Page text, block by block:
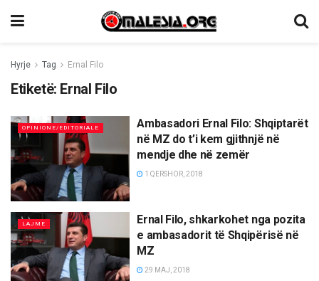
Hyrje Tag Ernal Filo
Etiketë: Ernal Filo
OPINIONE/EDITORIALE
Ambasadori Ernal Filo: Shqiptarët
në MZ do t’i kem gjithnjë në
mendje dhe në zemër
1 QERSHOR, 2018
LAJME
Ernal Filo, shkarkohet nga pozita
e ambasadorit të Shqipërisë në
MZ
29 MAJ, 2018